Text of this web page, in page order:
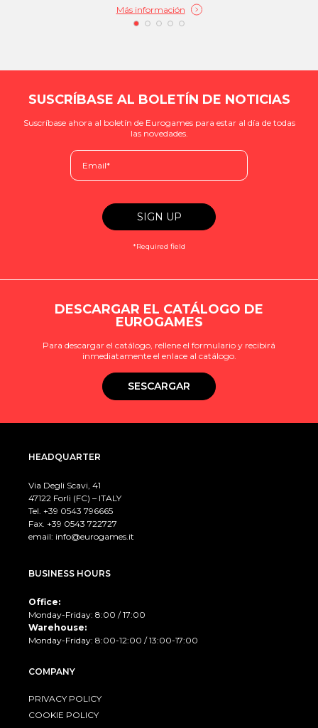
Más información
SUSCRÍBASE AL BOLETÍN DE NOTICIAS
Suscríbase ahora al boletín de Eurogames para estar al día de todas
las novedades.
*Required field
DESCARGAR EL CATÁLOGO DE
EUROGAMES
Para descargar el catálogo, rellene el formulario y recibirá
inmediatamente el enlace al catálogo.
SESCARGAR
HEADQUARTER
Via Degli Scavi, 41
47122 Forlì (FC) – ITALY
Tel. +39 0543 796665
Fax. +39 0543 722727
email: info@eurogames.it
BUSINESS HOURS
Office:
Monday-Friday: 8:00 / 17:00
Warehouse:
Monday-Friday: 8:00-12:00 / 13:00-17:00
COMPANY
PRIVACY POLICY
COOKIE POLICY